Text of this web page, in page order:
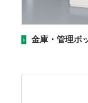
金庫・管理ボ